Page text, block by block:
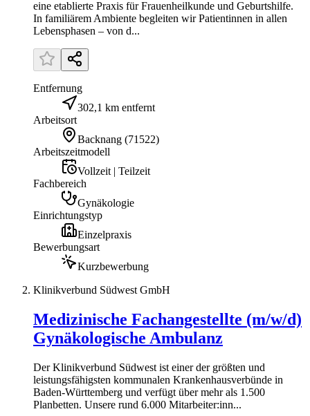
eine etablierte Praxis für Frauenheilkunde und Geburtshilfe.
In familiärem Ambiente begleiten wir Patientinnen in allen
Lebensphasen – von d...
Entfernung
302,1 km entfernt
Arbeitsort
Backnang (71522)
Arbeitszeitmodell
Vollzeit | Teilzeit
Fachbereich
Gynäkologie
Einrichtungstyp
Einzelpraxis
Bewerbungsart
Kurzbewerbung
Klinikverbund Südwest GmbH
Medizinische Fachangestellte (m/w/d)
Gynäkologische Ambulanz
Der Klinikverbund Südwest ist einer der größten und
leistungsfähigsten kommunalen Krankenhausverbünde in
Baden-Württemberg und verfügt über mehr als 1.500
Planbetten. Unsere rund 6.000 Mitarbeiter:inn...